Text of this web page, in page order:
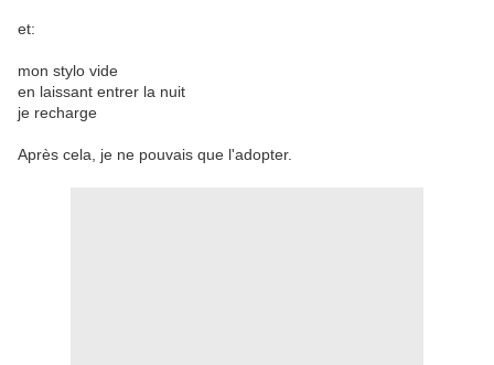
et:
mon stylo vide
en laissant entrer la nuit
je recharge
Après cela, je ne pouvais que l'adopter.